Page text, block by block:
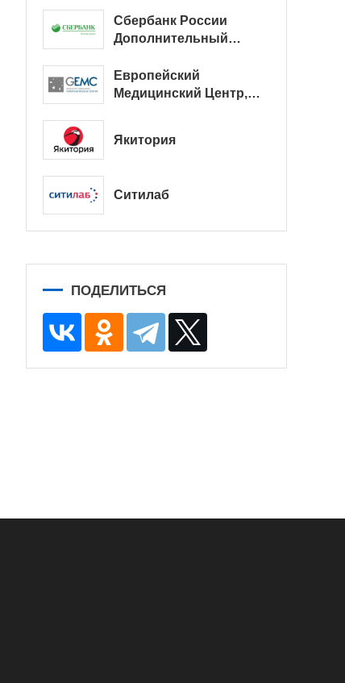
Сбербанк России
Дополнительный
Европейский
Медицинский Центр,
Якитория
Ситилаб
ПОДЕЛИТЬСЯ